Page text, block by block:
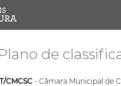
Plano de
CMCSC - Câmara Municipal de